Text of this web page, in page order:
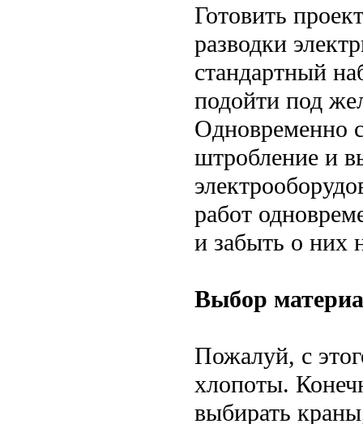
Готовить
разводки
стандартный
подойти под
Одновременно
штробление и
работ
и забыть о них
Выбор
Пожалуй, с
хлопоты.
выбирать